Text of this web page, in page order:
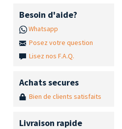
Besoin d'aide?
Whatsapp
Posez votre question
Lisez nos F.A.Q.
Achats secures
Bien de clients satisfaits
Livraison rapide